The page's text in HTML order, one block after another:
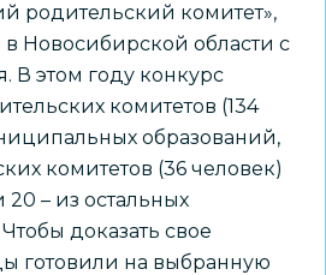
родительский комитет»,
Новосибирской области с
В этом году конкурс
комитетов (134
образований,
комитетов (36 человек)
– из остальных
доказать свое
готовили на выбранную